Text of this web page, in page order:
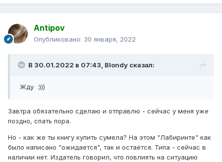
Antipov
Опубликовано: 30 января, 2022
В 30.01.2022 в 07:43, Blondy сказал:
Жду :)))
Завтра обязательно сделаю и отправлю - сейчас у меня уже
поздно, спать пора.
Но - как же ты книгу купить сумела? На этом "Лабиринте" как
было написано "ожидается", так и остаётся. Типа - сейчас в
наличии нет. Издатель говорил, что повлиять на ситуацию